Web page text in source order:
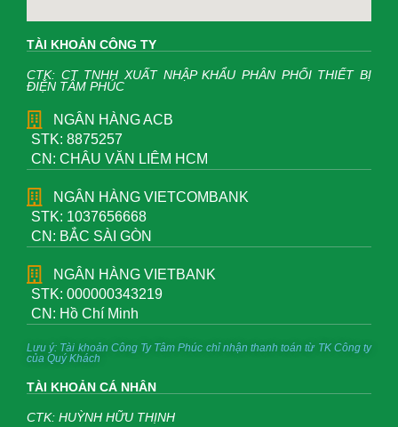
TÀI KHOẢN CÔNG TY
CTK: CT TNHH XUẤT NHẬP KHẨU PHÂN PHỐI THIẾT BỊ
ĐIỆN TÂM PHÚC
NGÂN HÀNG ACB
STK: 8875257
CN: CHÂU VĂN LIÊM HCM
NGÂN HÀNG VIETCOMBANK
STK: 1037656668
CN: BẮC SÀI GÒN
NGÂN HÀNG VIETBANK
STK: 000000343219
CN: Hồ Chí Minh
Lưu ý: Tài khoản Công Ty Tâm Phúc chỉ nhận thanh toán từ TK Công ty
của Quý Khách
TÀI KHOẢN CÁ NHÂN
CTK: HUỲNH HỮU THỊNH